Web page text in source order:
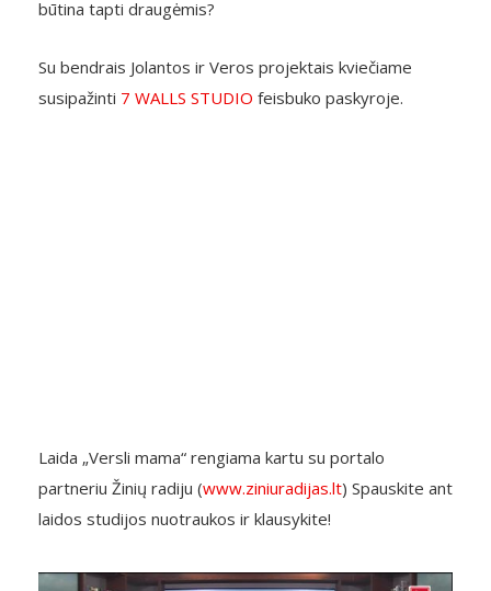
būtina tapti draugėmis?
Su bendrais Jolantos ir Veros projektais kviečiame
susipažinti 7 WALLS STUDIO feisbuko paskyroje.
Laida „Versli mama“ rengiama kartu su portalo
partneriu Žinių radiju (www.ziniuradijas.lt) Spauskite ant
laidos studijos nuotraukos ir klausykite!